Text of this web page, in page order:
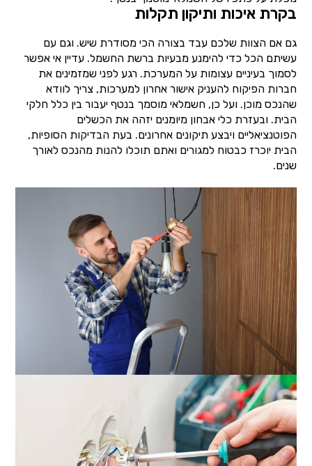
בקרת איכות ותיקון תקלות
גם אם הצוות שלכם עבד בצורה הכי מסודרת שיש. וגם עם
עשיתם הכל כדי להימנע מבעיות ברשת החשמל. עדיין אי אפשר
לסמוך בעיניים עצומות על המערכת. רגע לפני שמזמינים את
חברות הפיקוח להעניק אישור אחרון למערכות, צריך לוודא
שהנכס מוכן. ועל כן, חשמלאי מוסמך בנטף יעבור בין כלל חלקי
הבית. ובעזרת כלי אבחון מיומנים יזהה את הכשלים
הפוטנציאליים ויבצע תיקונים אחרונים. בעת הבדיקות הסופיות,
הבית יוכרז כבטוח למגורים ואתם תוכלו להנות מהנכס לאורך
שנים.